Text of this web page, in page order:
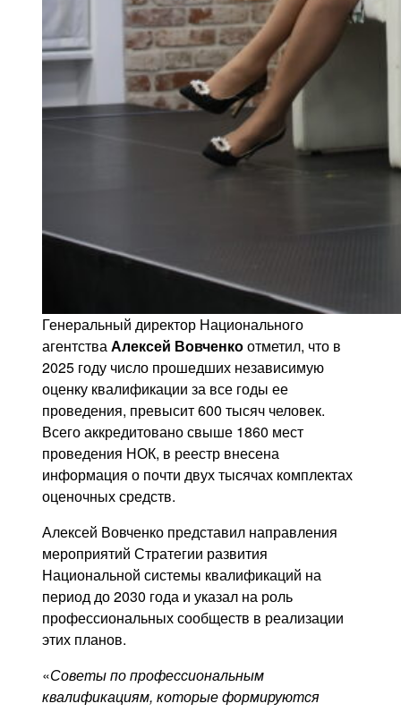
Генеральный директор Национального
агентстваАлексей Вовченкоотметил, что в
2025 году число прошедших независимую
оценку квалификации за все годы ее
проведения, превысит 600 тысяч человек.
Всего аккредитовано свыше 1860 мест
проведения НОК, в реестр внесена
информация о почти двух тысячах комплектах
оценочных средств.
Алексей Вовченко представил направления
мероприятий Стратегии развития
Национальной системы квалификаций на
период до 2030 года и указал на роль
профессиональных сообществ в реализации
этих планов.
«Советы по профессиональным
квалификациям, которые формируются